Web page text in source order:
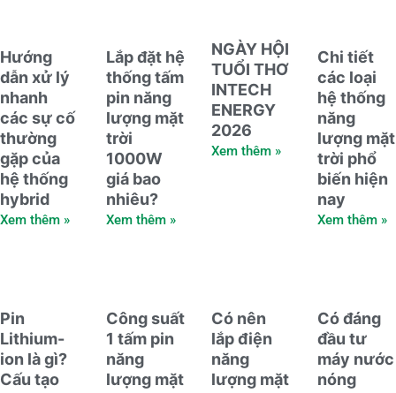
Hướng
dẫn xử lý
nhanh
các sự cố
thường
gặp của
hệ thống
hybrid
Xem thêm »
Lắp đặt hệ
thống tấm
pin năng
lượng mặt
trời
1000W
giá bao
nhiêu?
Xem thêm »
NGÀY HỘI
TUỔI THƠ
INTECH
ENERGY
2026
Xem thêm »
Chi tiết
các loại
hệ thống
năng
lượng mặt
trời phổ
biến hiện
nay
Xem thêm »
Pin
Lithium-
ion là gì?
Cấu tạo
Công suất
1 tấm pin
năng
lượng mặt
Có nên
lắp điện
năng
lượng mặt
Có đáng
đầu tư
máy nước
nóng